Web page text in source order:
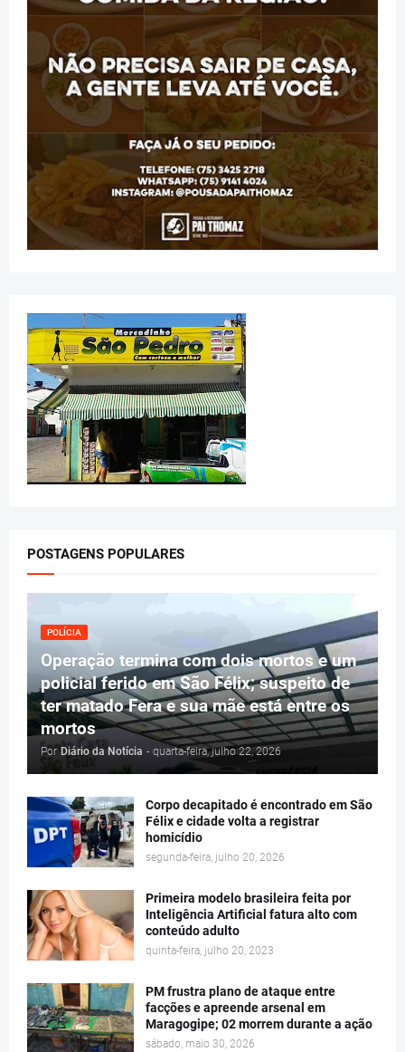
POSTAGENS POPULARES
POLÍCIA
Operação termina com dois mortos e um
policial ferido em São Félix; suspeito de
ter matado Fera e sua mãe está entre os
mortos
Por Diário da Notícia - quarta-feira, julho 22, 2026
Corpo decapitado é encontrado em São
Félix e cidade volta a registrar
homicídio
segunda-feira, julho 20, 2026
Primeira modelo brasileira feita por
Inteligência Artificial fatura alto com
conteúdo adulto
quinta-feira, julho 20, 2023
PM frustra plano de ataque entre
facções e apreende arsenal em
Maragogipe; 02 morrem durante a ação
sábado, maio 30, 2026